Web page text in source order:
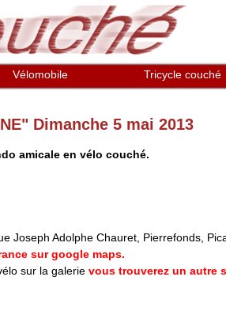
Vélomobile Tricycle couché
Dimanche 5 mai 2013
amicale en vélo couché.
Joseph Adolphe Chauret, Pierrefonds,
sur google maps.
sur la galerie vous trouverez un autre